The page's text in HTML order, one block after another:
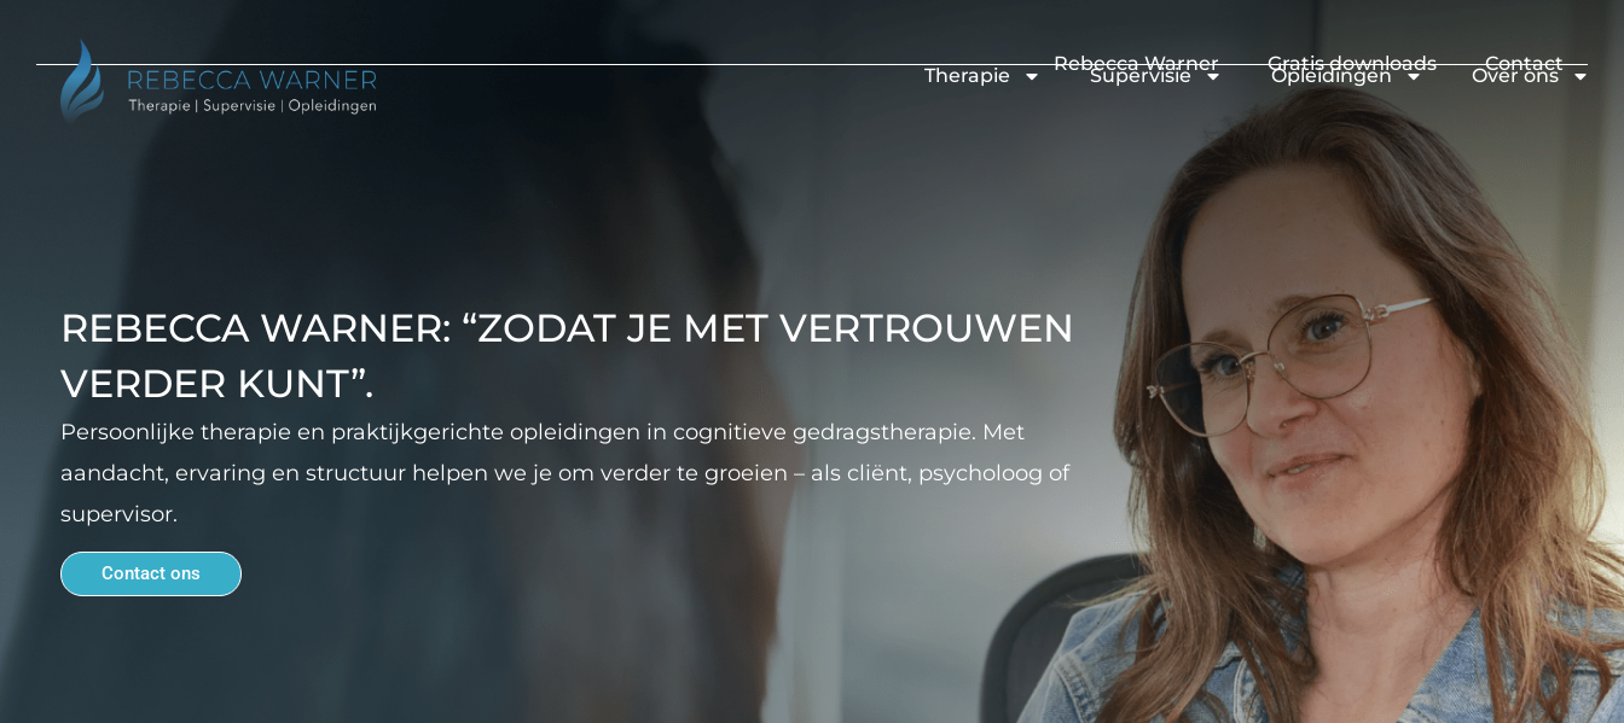
Rebecca Warner Gratis downloads Contact
Therapie Supervisie Opleidingen Over ons
REBECCA WARNER: “ZODAT JE MET VERTROUWEN
VERDER KUNT”.
Persoonlijke therapie en praktijkgerichte opleidingen in cognitieve gedragstherapie. Met
aandacht, ervaring en structuur helpen we je om verder te groeien – als cliënt, psycholoog of
supervisor.
Contact ons